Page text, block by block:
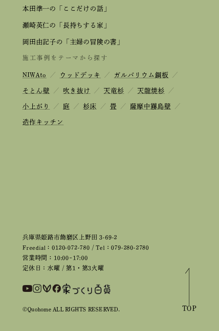
兵庫県姫路市飾磨区上野田 3-69-2
Freedial：0120-072-780 / Tel：079-280-2780
営業時間：10:00~17:00
定休日：水曜 / 第1・第3火曜
本田準一の「ここだけの話」
瀬崎英仁の「長持ちする家」
岡田由記子の「主婦の冒険の書」
施工事例をテーマから探す
NIWAto ／ ウッドデッキ ／ ガルバリウム鋼板 ／
そとん壁 ／ 吹き抜け ／ 天竜杉 ／ 天龍焼杉 ／
小上がり ／ 庭 ／ 杉床 ／ 畳 ／ 薩摩中霧島壁 ／
造作キッチン
©Quohome ALL RIGHTS RESERVED. TOP